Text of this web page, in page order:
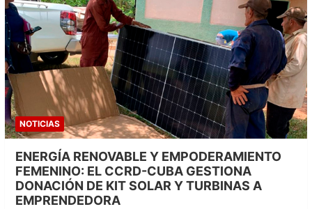
NOTICIAS
ENERGÍA RENOVABLE Y EMPODERAMIENTO
FEMENINO: EL CCRD-CUBA GESTIONA
DONACIÓN DE KIT SOLAR Y TURBINAS A
EMPRENDEDORA